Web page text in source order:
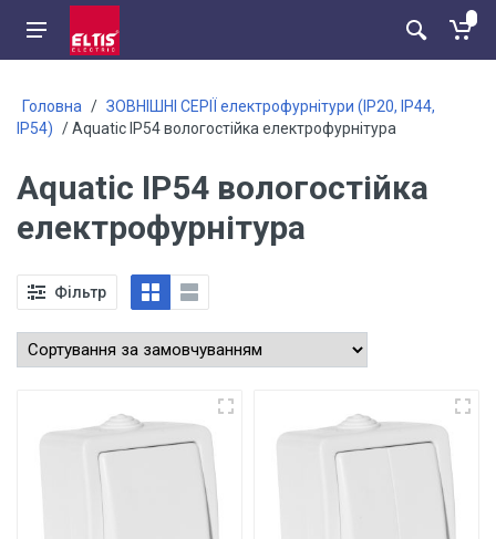
Головна / ЗОВНІШНІ СЕРІЇ електрофурнітури (ІР20, ІР44,
ІР54) / Aquatic ІР54 вологостійка електрофурнітура
Aquatic ІР54 вологостійка
електрофурнітура
Фільтр